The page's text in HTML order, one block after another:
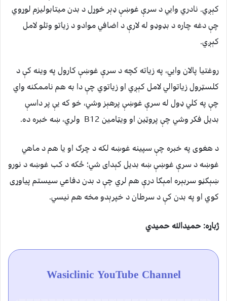
کېږي. نادري وایي د سرې غوښې ډېر خوړل د بدن ميتابولیزم لوړوي
چې دغه چاره د بډوډو له لارې د اضافي موادو د زیاتو وتلو لامل
کېږي.
روغتیا پالان وایي، په زیاته کچه د سرې غوښې کارول په وینه کې د
کلسټرول زیاتوالي لامل کېږي او زیاتوي چې دا به هم ناممکنه واي
چې په کلي ډول له سرې غوښې پرهېز وشي، خو که یې پر داسې
بدیل فکر وشي چې پروټین او ويټامین B12 ولري، ښه خبره ده.
د هغوی په خبره چې سپینه غوښه لکه د چرګ او یا هم د ماهي
غوښه د سرې غوښې ښه بدیل کېدای شي؛ ځکه د کب غوښه د نورو
ښېګڼو سربېره امېګا درې هم لري چې د بدن دفاعي سيستم پیاوړی
کوي او په بدن کې د سرطان د خپرېدو مخه هم نیسي.
ژباړه: حمیدالله حمیدي
Wasiclinic YouTube Channel